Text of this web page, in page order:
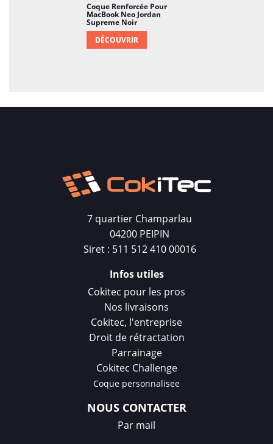
Coque Renforcée Pour
MacBook Neo Jordan
Supreme Noir
DÉCOUVRIR
7 quartier Champarlau
04200 PEIPIN
Siret : 511 512 410 00016
Infos utiles
Cokitec pour les pros
Nos livraisons
Cokitec, l'entreprise
Droit de rétractation
Parrainage
Cokitec Challenge
Coque personnalisee
NOUS CONTACTER
Par mail